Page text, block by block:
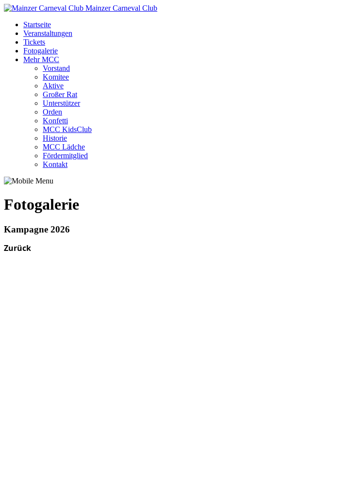
Mainzer Carneval Club
Startseite
Veranstaltungen
Tickets
Fotogalerie
Mehr MCC
Vorstand
Komitee
Aktive
Großer Rat
Unterstützer
Orden
Konfetti
MCC KidsClub
Historie
MCC Lädche
Fördermitglied
Kontakt
Fotogalerie
Kampagne 2026
Zurück